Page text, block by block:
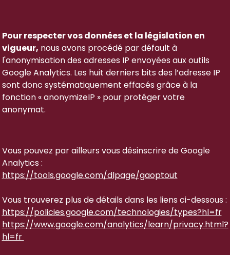
Pour respecter vos données et la législation en
vigueur, nous avons procédé par défault à
l'anonymisation des adresses IP envoyées aux outils
Google Analytics. Les huit derniers bits des l’adresse IP
sont donc systématiquement effacés grâce à la
fonction « anonymizeIP » pour protéger votre
anonymat.
Vous pouvez par ailleurs vous désinscrire de Google
Analytics :
https://tools.google.com/dlpage/gaoptout
Vous trouverez plus de détails dans les liens ci-dessous :
https://policies.google.com/technologies/types?hl=fr
https://www.google.com/analytics/learn/privacy.html?
hl=fr